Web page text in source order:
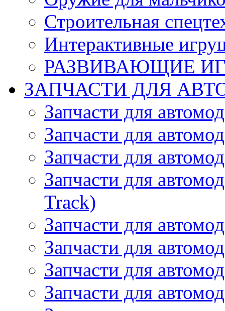
Строительная
Интерактивные
РАЗВИВАЮЩИЕ
ЗАПЧАСТИ ДЛЯ
Запчасти для
Запчасти для
Запчасти для
Запчасти для
Track)
Запчасти для
Запчасти для
Запчасти для
Запчасти для